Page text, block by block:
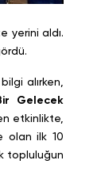
yerini aldı.
alırken,
Gelecek
etkinlikte,
olan ilk 10
topluluğun